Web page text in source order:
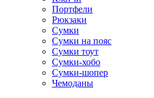
Портфели
Рюкзаки
Сумки
Сумки на пояс
Сумки тоут
Сумки-хобо
Сумки-шопер
Чемоданы